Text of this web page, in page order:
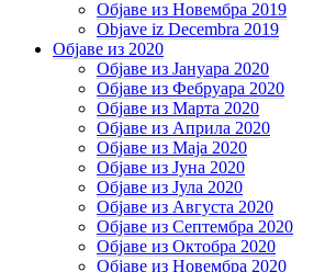
Објаве из Новембра 2019
Objave iz Decembra 2019
Објаве из 2020
Објаве из Јануара 2020
Објаве из Фебруара 2020
Објаве из Марта 2020
Објаве из Априла 2020
Објаве из Маја 2020
Објаве из Јуна 2020
Објаве из Јула 2020
Објаве из Августа 2020
Објаве из Септембра 2020
Објаве из Октобра 2020
Објаве из Новембра 2020